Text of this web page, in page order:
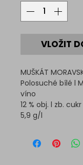
VLOŽIT
MUŠKÁT
Polosuché bílé l
víno
12 % obj. l zb.
5,9 g/l